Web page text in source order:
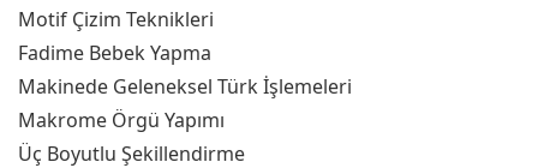
Motif Çizim Teknikleri
Fadime Bebek Yapma
Makinede Geleneksel Türk İşlemeleri
Makrome Örgü Yapımı
Üç Boyutlu Şekillendirme